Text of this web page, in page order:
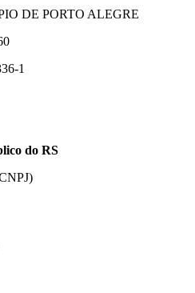
DE PORTO ALEGRE
1
do RS